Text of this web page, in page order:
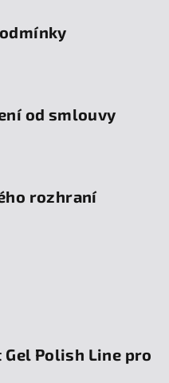
od smlouvy
rozhraní
Polish Line pro